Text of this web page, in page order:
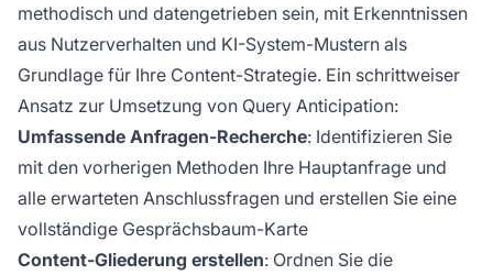
methodisch und datengetrieben sein, mit Erkenntnissen
aus Nutzerverhalten und KI-System-Mustern als
Grundlage für Ihre Content-Strategie. Ein schrittweiser
Ansatz zur Umsetzung von Query Anticipation:
Umfassende Anfragen-Recherche: Identifizieren Sie
mit den vorherigen Methoden Ihre Hauptanfrage und
alle erwarteten Anschlussfragen und erstellen Sie eine
vollständige Gesprächsbaum-Karte
Content-Gliederung erstellen: Ordnen Sie die